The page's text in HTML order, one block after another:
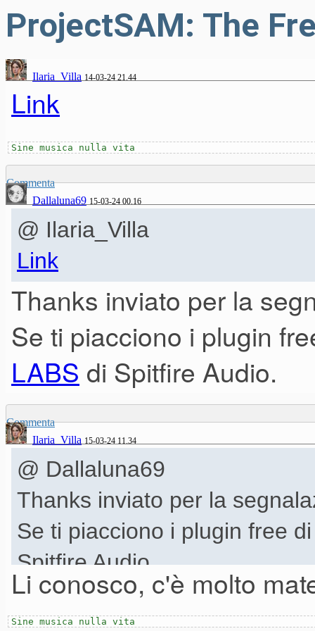
ProjectSAM: The
Ilaria_Villa 14-03-24 21.44
Link
Sine musica nulla vita
Commenta
Dallaluna69 15-03-24 00.16
@ Ilaria_Villa
Link
Thanks inviato per la
Se ti piacciono i plugin
LABS di Spitfire Audio.
Commenta
Ilaria_Villa 15-03-24 11.34
@ Dallaluna69
Thanks inviato per la
Se ti piacciono i plugin free
Spitfire Audio.
Li conosco, c'è molto
Sine musica nulla vita